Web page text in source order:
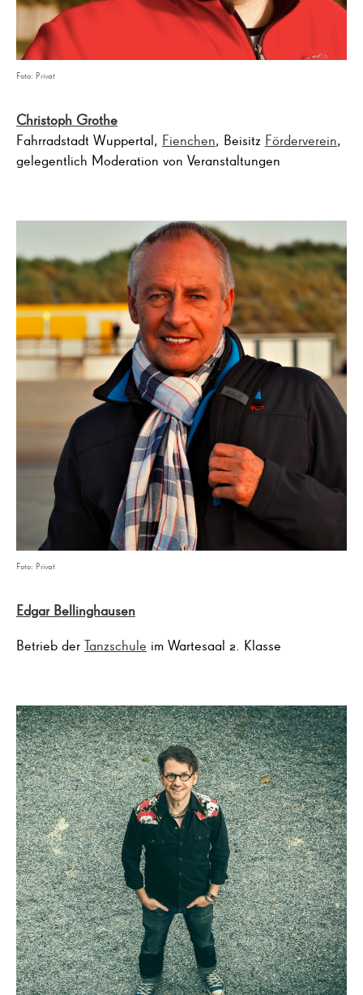
Foto: Privat
Christoph Grothe
Fahrradstadt Wuppertal, Fienchen, Beisitz Förderverein,
gelegentlich Moderation von Veranstaltungen
Foto: Privat
Edgar Bellinghausen
Betrieb der Tanzschule im Wartesaal 2. Klasse